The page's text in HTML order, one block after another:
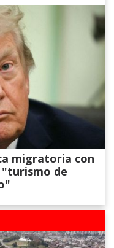
migratoria con
de